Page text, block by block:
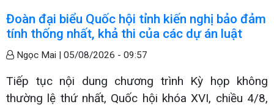
Đoàn đại biểu Quốc hội tỉnh kiến nghị bảo đảm
tính thống nhất, khả thi của các dự án luật
Ngọc Mai | 05/08/2026 - 09:57
Tiếp tục nội dung chương trình Kỳ họp không
thường lệ thứ nhất, Quốc hội khóa XVI, chiều 4/8,